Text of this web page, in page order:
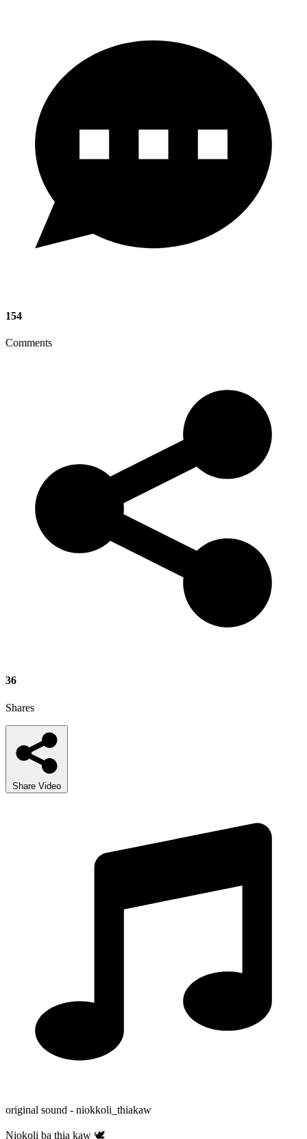
154
Comments
36
Shares
Share Video
original sound - niokkoli_thiakaw
Niokoli ba thia kaw 🕊️